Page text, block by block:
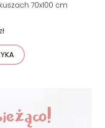
70x100 cm